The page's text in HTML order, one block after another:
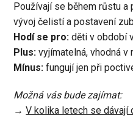
Používají se během růstu a
vývoj čelistí a postavení
Hodí se pro: děti v období
Plus: vyjímatelná, vhodná v
Mínus: fungují jen při
Možná vás bude zajímat:
→V kolika letech se dávají